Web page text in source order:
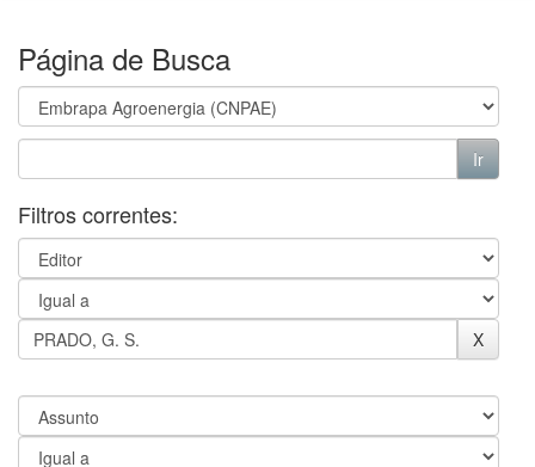
Página de Busca
Filtros correntes: